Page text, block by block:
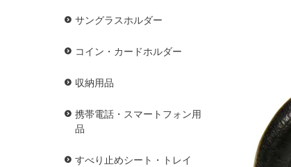
サングラスホルダー
コイン・カードホルダー
収納用品
携帯電話・スマートフォン用
品
すべり止めシート・トレイ